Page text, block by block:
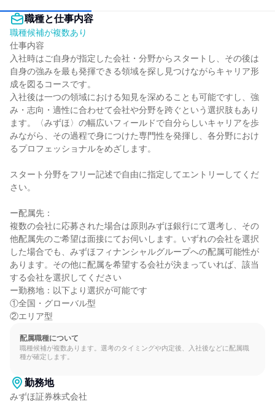
職種と仕事内容
職種候補が複数あり
仕事内容
入社時はご自身が指定した会社・分野からスタートし、その後は
自身の強みを最も発揮できる領域を探し見つけながらキャリア形
成を図るコースです。
入社後は一つの領域における知見を深めることも可能ですし、強
み・志向・適性に合わせて会社や分野を跨ぐという選択肢もあり
ます。〈みずほ〉の幅広いフィールドで自分らしいキャリアを歩
みながら、その過程で身につけた専門性を発揮し、各分野におけ
るプロフェッショナルをめざします。
スタート分野をフリー記述で自由に指定してエントリーしてくだ
さい。
ー配属先：
複数の会社に応募された場合は原則みずほ銀行にて選考し、その
他配属先のご希望は面接にてお伺いします。いずれの会社を選択
した場合でも、みずほフィナンシャルグループへの配属可能性が
あります。その他に配属を希望する会社が決まっていれば、該当
する会社を選択してください
ー勤務地：以下より選択が可能です
①全国・グローバル型
②エリア型
配属職種について
職種候補が複数あります。選考のタイミングや内定後、入社後などに配属職
種が確定します。
勤務地
みずほ証券株式会社